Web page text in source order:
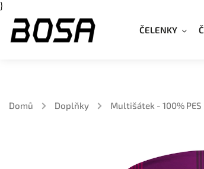
}
ČELENKY
Domů / Doplňky / Multišátek - 100% PES